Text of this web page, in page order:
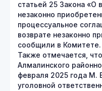
статьей 25 Закона «О
незаконно
процессуальное
возврате незаконно
сообщили в Комитете.
Также отмечается,
Алмалинского
февраля 2025 года М.
уголовной